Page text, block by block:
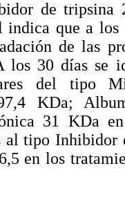
de tripsina
que a los
de las
los 30 días se
del tipo
KDa;
31 KDa
al tipo
en los